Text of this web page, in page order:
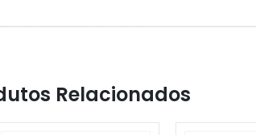
Relacionados